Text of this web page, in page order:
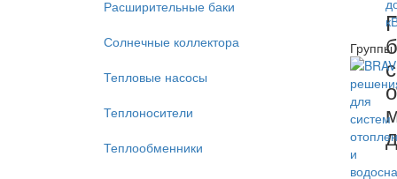
Расширительные баки
Солнечные коллектора
Тепловые насосы
Теплоносители
Теплообменники
Группы